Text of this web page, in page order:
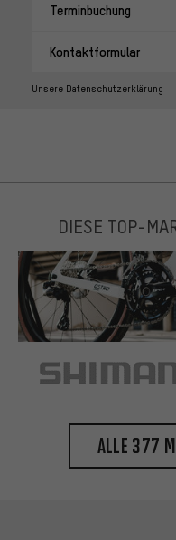
Terminbuchung
Kontaktformular
Unsere Datenschutzerklärung
DIESE TOP-
Alle 377